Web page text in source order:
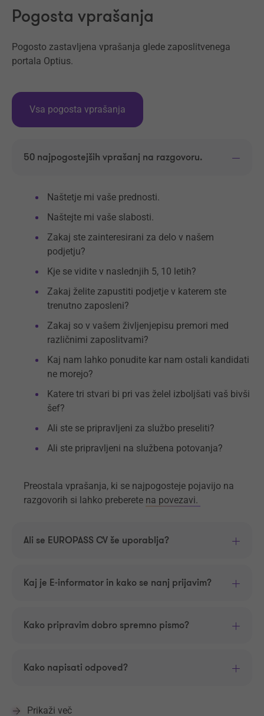
Pogosta vprašanja
Pogosto zastavljena vprašanja glede zaposlitvenega
portala Optius.
Vsa pogosta vprašanja
50 najpogostejših vprašanj na razgovoru.
Naštetje mi vaše prednosti.
Naštejte mi vaše slabosti.
Zakaj ste zainteresirani za delo v našem
podjetju?
Kje se vidite v naslednjih 5, 10 letih?
Zakaj želite zapustiti podjetje v katerem ste
trenutno zaposleni?
Zakaj so v vašem življenjepisu premori med
različnimi zaposlitvami?
Kaj nam lahko ponudite kar nam ostali kandidati
ne morejo?
Katere tri stvari bi pri vas želel izboljšati vaš bivši
šef?
Ali ste se pripravljeni za službo preseliti?
Ali ste pripravljeni na službena potovanja?
Preostala vprašanja, ki se najpogosteje pojavijo na
razgovorih si lahko preberete na povezavi.
Ali se EUROPASS CV še uporablja?
Kaj je E-informator in kako se nanj prijavim?
Kako pripravim dobro spremno pismo?
Kako napisati odpoved?
Prikaži več